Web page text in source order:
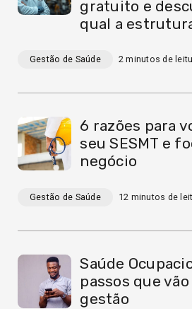
gratuito e
qual a
Gestão de Saúde 2 minutos de
6 razões para
seu SESMT e
negócio
Gestão de Saúde 12 minutos de
Saúde
passos que
gestão